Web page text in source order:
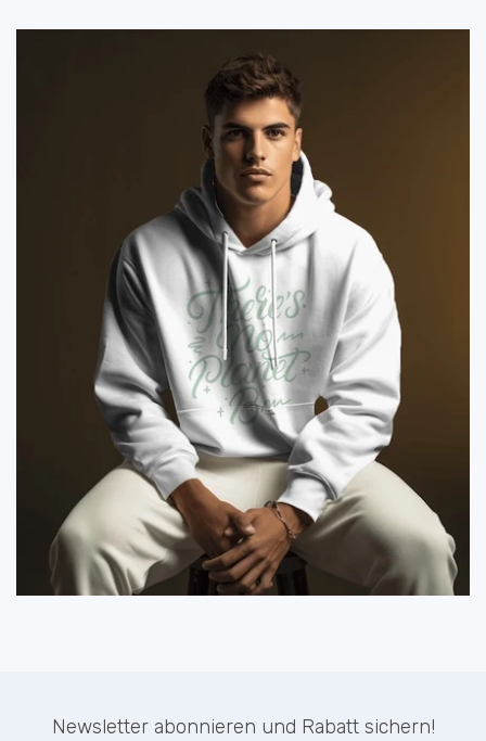
Newsletter abonnieren und Rabatt sichern!